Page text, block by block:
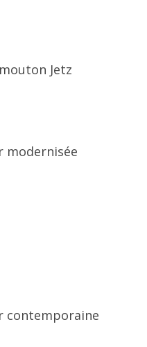
Jetz
modernisée
contemporaine